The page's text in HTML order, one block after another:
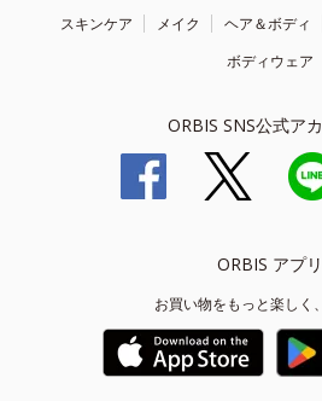
スキンケア メイク ヘア＆ボディ
ボディウェア
ORBIS SNS公式ア
ORBIS アプリ
お買い物をもっと楽しく